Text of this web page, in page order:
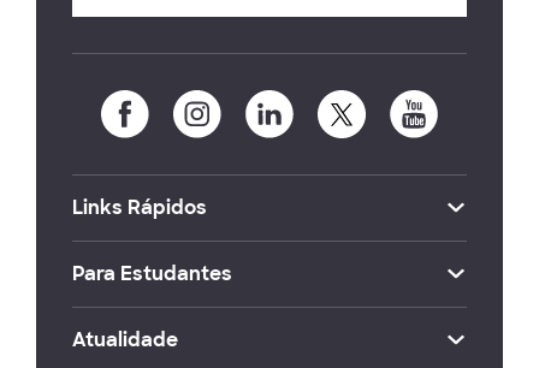
Links Rápidos
Para Estudantes
Atualidade